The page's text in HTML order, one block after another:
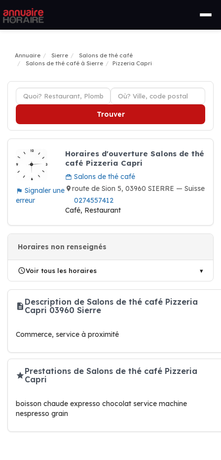
Annuaire Sierre
Salons de thé café
Salons de thé café à Sierre
Pizzeria Capri
Trouver
Signaler une
erreur
Horaires d'ouverture Salons de thé
café Pizzeria Capri
Salons de thé café
route de Sion 5, 03960 SIERRE — Suisse
0274557412
Café, Restaurant
Horaires non renseignés
Voir tous les horaires
Description de Salons de thé café Pizzeria
Capri 03960 Sierre
Commerce, service à proximité
Prestations de Salons de thé café Pizzeria
Capri
boisson chaude expresso chocolat service machine
nespresso grain